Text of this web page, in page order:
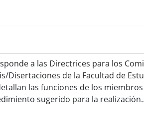
a las Directrices para los
Disertaciones de la Facultad de
las funciones de los
sugerido para la realización